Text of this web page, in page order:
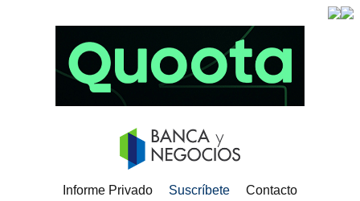
Informe Privado Suscríbete Contacto